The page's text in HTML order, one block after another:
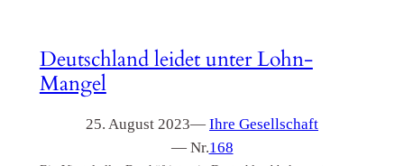
Deutschland leidet unter Lohn-
Mangel
25. August 2023— Ihre Gesellschaft
— Nr.168